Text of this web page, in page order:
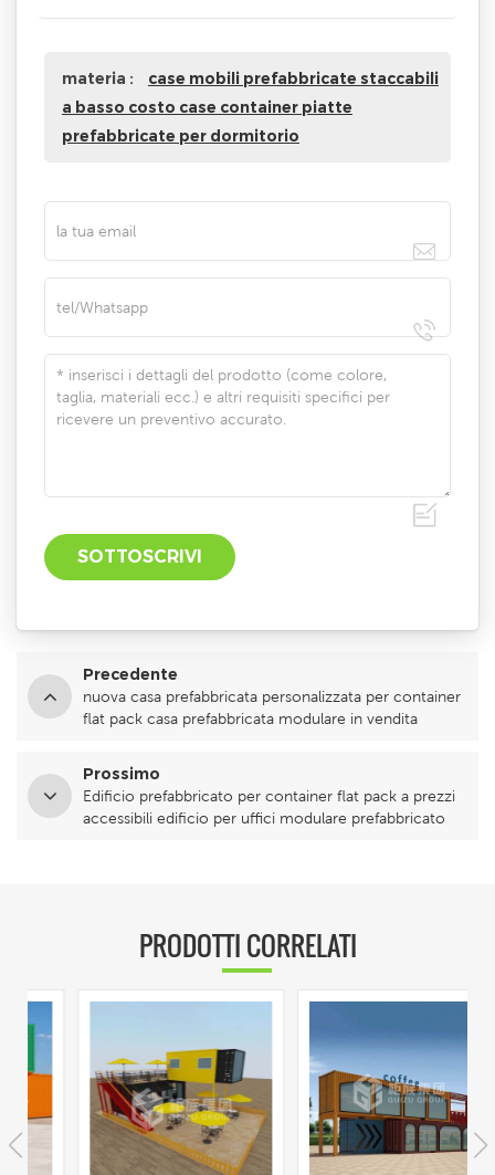
materia :
case mobili prefabbricate staccabili
a basso costo case container piatte
prefabbricate per dormitorio
Precedente
nuova casa prefabbricata personalizzata per container
flat pack casa prefabbricata modulare in vendita
Prossimo
Edificio prefabbricato per container flat pack a prezzi
accessibili edificio per uffici modulare prefabbricato
PRODOTTI CORRELATI